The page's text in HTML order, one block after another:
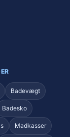
Badevægt
Badesko
Madkasser